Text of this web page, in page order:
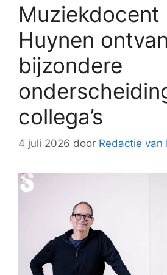
Muziekdocent
Huynen
bijzondere
collega’s
4 juli 2026 door Redactie van